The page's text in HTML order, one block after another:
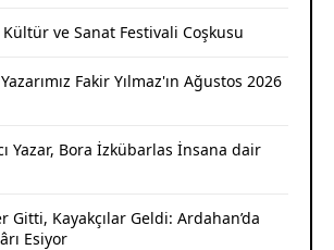
Kültür ve Sanat Festivali Coşkusu
Fakir Yılmaz'ın Ağustos 2026
Yazar, Bora İzkübarlas İnsana dair
Gitti, Kayakçılar Geldi: Ardahan’da
Esiyor